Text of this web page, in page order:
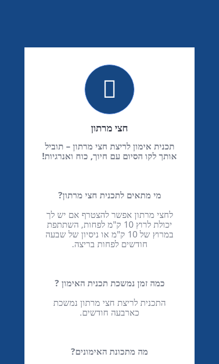
חצי מרתון
תכנית אימון לריצת חצי מרתון – תוביל
אותך לקו הסיום עם חיוך, כוח ואנרגיות!
מי מתאים לתכנית חצי מרתון?
לחצי מרתון אפשר להצטרף אם יש לך
יכולת לרוץ 10 ק"מ לפחות, השתתפת
במרוץ של 10 ק"מ או ניסיון של שבעה
חודשים לפחות בריצה.
כמה זמן נמשכת תכנית האימון ?
התכנית לריצת חצי מרתון נמשכת
כארבעה חודשים.
מה מתכונת האימונים?